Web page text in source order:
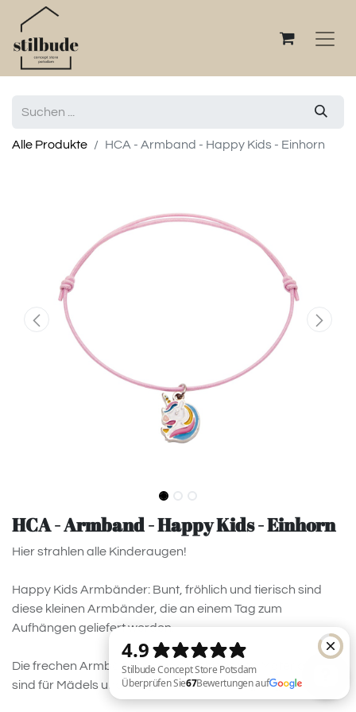
Alle Produkte HCA - Armband - Happy Kids - Einhorn
HCA - Armband - Happy Kids - Einhorn
Hier strahlen alle Kinderaugen!
Happy Kids Armbänder: Bunt, fröhlich und tierisch sind
diese kleinen Armbänder, die an einem Tag zum
Aufhängen geliefert werden.
Die frechen Armbänder aus verschiedenen Materialien
sind für Mädels und Jungs ab drei Jahren geeignet.